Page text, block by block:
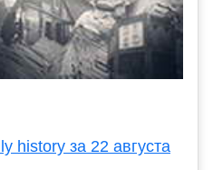
history за 22 августа